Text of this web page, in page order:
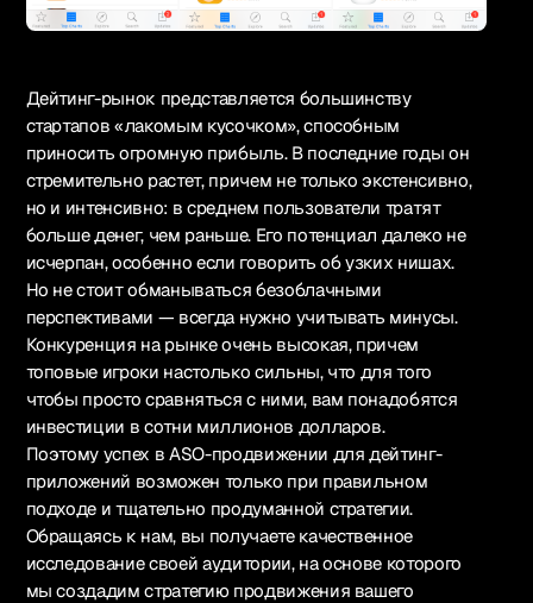
Дейтинг-рынок представляется большинству
стартапов «лакомым кусочком», способным
приносить огромную прибыль. В последние годы он
стремительно растет, причем не только экстенсивно,
но и интенсивно: в среднем пользователи тратят
больше денег, чем раньше. Его потенциал далеко не
исчерпан, особенно если говорить об узких нишах.
Но не стоит обманываться безоблачными
перспективами — всегда нужно учитывать минусы.
Конкуренция на рынке очень высокая, причем
топовые игроки настолько сильны, что для того
чтобы просто сравняться с ними, вам понадобятся
инвестиции в сотни миллионов долларов.
Поэтому успех в ASO-продвижении для дейтинг-
приложений возможен только при правильном
подходе и тщательно продуманной стратегии.
Обращаясь к нам, вы получаете качественное
исследование своей аудитории, на основе которого
мы создадим стратегию продвижения вашего